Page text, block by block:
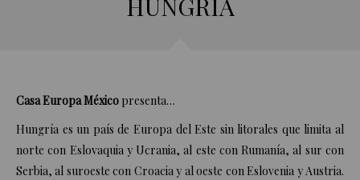
HUNGRÍA
Casa Europa México presenta…
Hungría es un país de Europa del Este sin litorales que limita al
norte con Eslovaquiay Ucrania, al este con Rumanía, al sur con
Serbia, al suroeste con Croaciay al oeste con Eslovenia yAustria.